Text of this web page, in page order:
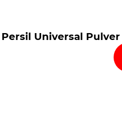
Persil Universal Pulver